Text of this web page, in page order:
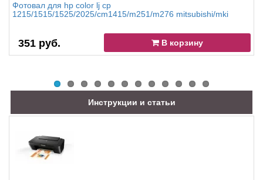
Фотовал для hp color lj cp
1215/1515/1525/2025/cm1415/m251/m276 mitsubishi/mki
351 руб. В корзину
Инструкции и статьи